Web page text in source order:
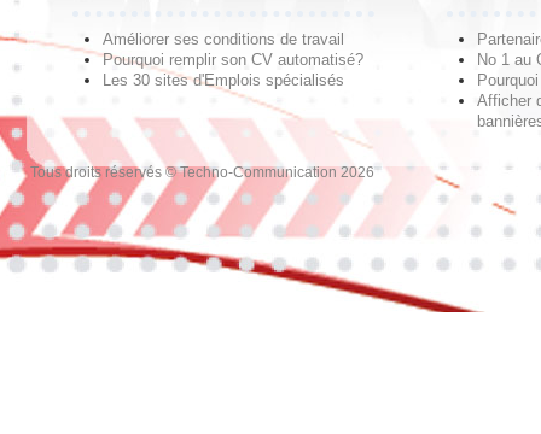
Améliorer ses conditions de travail
Pourquoi remplir son CV automatisé?
Les 30 sites d'Emplois spécialisés
No 1 au
Afficher
Tous droits réservés © Techno-Communication 2026